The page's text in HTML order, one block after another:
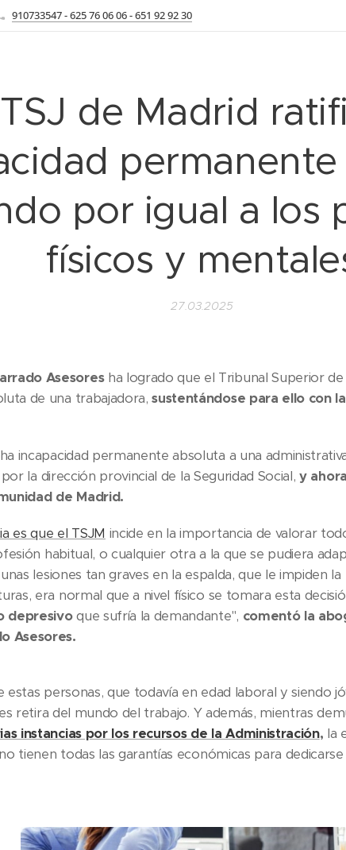
910733547 - 625 76 06 06 - 651 92 92 30
de Madrid
por igual a los
físicos y
27.03.2025
Asesores ha logrado que el Tribunal Superior
de una trabajadora,sustentándose para ello con
incapacidad permanente absoluta a una
la dirección provincial de la Seguridad Social,y
de Madrid.
es que el TSJM incide en la importancia de valorar
habitual, o cualquier otra a la que se pudiera
lesiones tan graves en la espalda, que le impiden
era normal que a nivel físico se tomara esta
depresivoque sufría la demandante", comentó la
Asesores.
personas, que todavía en edad laboral y siendo
retira del mundo del trabajo. Y además, mientras
instancias por los recursos de la Administración, la
tienen todas las garantías económicas para